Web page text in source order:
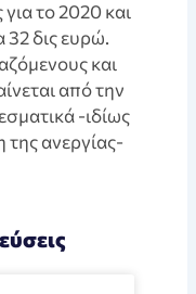
για το 2020 και
32 δις ευρώ.
και
από την
-ιδίως
ανεργίας-